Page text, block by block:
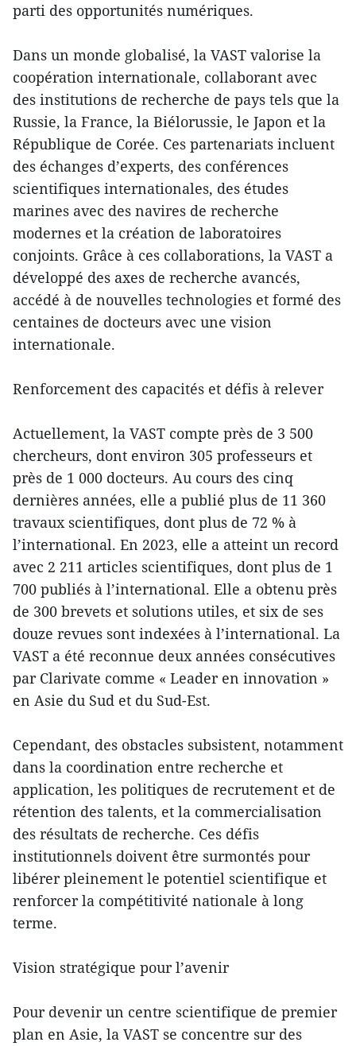
parti des opportunités numériques.
Dans un monde globalisé, la VAST valorise la
coopération internationale, collaborant avec
des institutions de recherche de pays tels que la
Russie, la France, la Biélorussie, le Japon et la
République de Corée. Ces partenariats incluent
des échanges d’experts, des conférences
scientifiques internationales, des études
marines avec des navires de recherche
modernes et la création de laboratoires
conjoints. Grâce à ces collaborations, la VAST a
développé des axes de recherche avancés,
accédé à de nouvelles technologies et formé des
centaines de docteurs avec une vision
internationale.
Renforcement des capacités et défis à relever
Actuellement, la VAST compte près de 3 500
chercheurs, dont environ 305 professeurs et
près de 1 000 docteurs. Au cours des cinq
dernières années, elle a publié plus de 11 360
travaux scientifiques, dont plus de 72 % à
l’international. En 2023, elle a atteint un record
avec 2 211 articles scientifiques, dont plus de 1
700 publiés à l’international. Elle a obtenu près
de 300 brevets et solutions utiles, et six de ses
douze revues sont indexées à l’international. La
VAST a été reconnue deux années consécutives
par Clarivate comme « Leader en innovation »
en Asie du Sud et du Sud-Est.
Cependant, des obstacles subsistent, notamment
dans la coordination entre recherche et
application, les politiques de recrutement et de
rétention des talents, et la commercialisation
des résultats de recherche. Ces défis
institutionnels doivent être surmontés pour
libérer pleinement le potentiel scientifique et
renforcer la compétitivité nationale à long
terme.
Vision stratégique pour l’avenir
Pour devenir un centre scientifique de premier
plan en Asie, la VAST se concentre sur des